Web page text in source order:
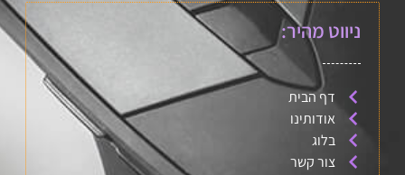
ניווט מהיר:
דף הבית
אודותינו
בלוג
צור קשר